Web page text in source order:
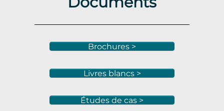
Brochures >
Livres blancs >
Études de cas >